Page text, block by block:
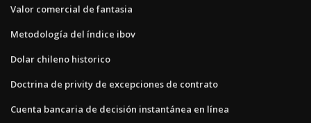
Valor comercial de fantasia
Metodología del índice ibov
Dolar chileno historico
Doctrina de privity de excepciones de contrato
Cuenta bancaria de decisión instantánea en línea